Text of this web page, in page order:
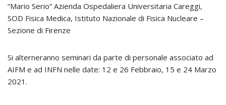
“Mario Serio” Azienda Ospedaliera Universitaria Careggi,
SOD Fisica Medica, Istituto Nazionale di Fisica Nucleare –
Sezione di Firenze
Si alterneranno seminari da parte di personale associato ad
AIFM e ad INFN nelle date: 12 e 26 Febbraio, 15 e 24 Marzo
2021.